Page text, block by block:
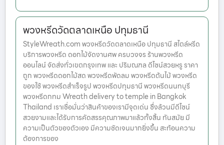
พวงหรีดวัดตลาดเหนือ ปทุมธานี
StyleWreath.com พวงหรีดวัดตลาดเหนือ ปทุมธานี สไตล์หรีด
บริการพวงหรีด ดอกไม้จัดงานศพ ครบวงจร ร้านพวงหรีด
ออนไลน์ จัดส่งทั่วเขตกรุงเทพ และ ปริมณฑล ดีไซน์สวยหรู ราคา
ถูก พวงหรีดดอกไม้สด พวงหรีดพัดลม พวงหรีดต้นไม้ พวงหรีด
ของใช้ พวงหรีดสำเร็จรูป พวงหรีดปทุมธานี พวงหรีดนนทบุรี
พวงหรีดกทม Wreath delivery to temple in Bangkok
Thailand เราเชื่อมั่นว่าสินค้าของเรามีจุดเด่น ซึ่งล้วนมีดีไซน์
สวยงามและได้รับการคัดสรรคุณภาพมาแล้วทั้งสิ้น ทันสมัย มี
ความเป็นตัวของตัวเอง มีความชัดเจนมากยิ่งขึ้น สะท้อนความ
ต้องการของ